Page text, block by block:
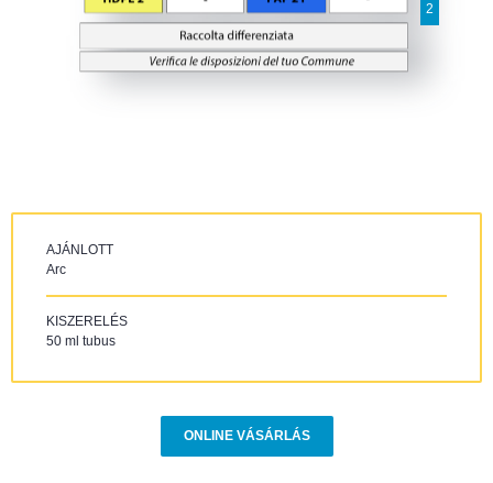
2
AJÁNLOTT
Arc
KISZERELÉS
50 ml tubus
ONLINE VÁSÁRLÁS